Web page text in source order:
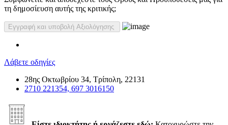
τη δημοσίευση αυτής της κριτικής;
Λάβετε οδηγίες
28ης Οκτωβρίου 34, Τρίπολη, 22131
2710 221354, 697 3016150